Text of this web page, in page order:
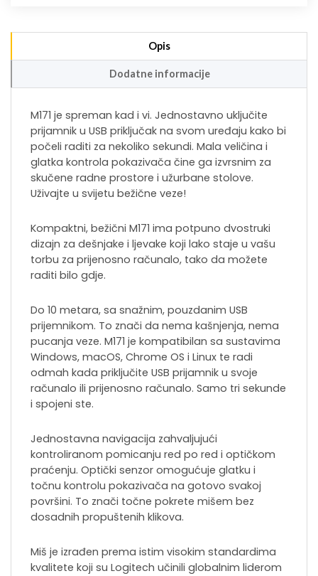
Opis
Dodatne informacije
M171 je spreman kad i vi. Jednostavno uključite
prijamnik u USB priključak na svom uređaju kako bi
počeli raditi za nekoliko sekundi. Mala veličina i
glatka kontrola pokazivača čine ga izvrsnim za
skučene radne prostore i užurbane stolove.
Uživajte u svijetu bežične veze!
Kompaktni, bežični M171 ima potpuno dvostruki
dizajn za dešnjake i ljevake koji lako staje u vašu
torbu za prijenosno računalo, tako da možete
raditi bilo gdje.
Do 10 metara, sa snažnim, pouzdanim USB
prijemnikom. To znači da nema kašnjenja, nema
pucanja veze. M171 je kompatibilan sa sustavima
Windows, macOS, Chrome OS i Linux te radi
odmah kada priključite USB prijamnik u svoje
računalo ili prijenosno računalo. Samo tri sekunde
i spojeni ste.
Jednostavna navigacija zahvaljujući
kontroliranom pomicanju red po red i optičkom
praćenju. Optički senzor omogućuje glatku i
točnu kontrolu pokazivača na gotovo svakoj
površini. To znači točne pokrete mišem bez
dosadnih propuštenih klikova.
Miš je izrađen prema istim visokim standardima
kvalitete koji su Logitech učinili globalnim liderom